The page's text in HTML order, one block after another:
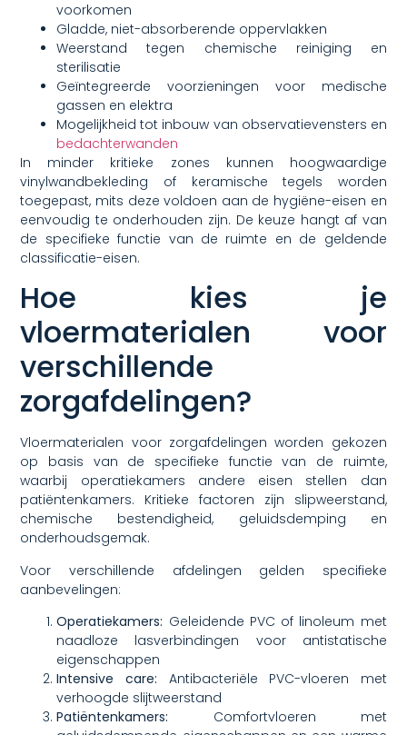
voorkomen
Gladde, niet-absorberende oppervlakken
Weerstand tegen chemische reiniging en
sterilisatie
Geïntegreerde voorzieningen voor medische
gassen en elektra
Mogelijkheid tot inbouw van observatievensters en
bedachterwanden
In minder kritieke zones kunnen hoogwaardige
vinylwandbekleding of keramische tegels worden
toegepast, mits deze voldoen aan de hygiëne-eisen en
eenvoudig te onderhouden zijn. De keuze hangt af van
de specifieke functie van de ruimte en de geldende
classificatie-eisen.
Hoe kies je
vloermaterialen voor
verschillende
zorgafdelingen?
Vloermaterialen voor zorgafdelingen worden gekozen
op basis van de specifieke functie van de ruimte,
waarbij operatiekamers andere eisen stellen dan
patiëntenkamers. Kritieke factoren zijn slipweerstand,
chemische bestendigheid, geluidsdemping en
onderhoudsgemak.
Voor verschillende afdelingen gelden specifieke
aanbevelingen:
Operatiekamers: Geleidende PVC of linoleum met
naadloze lasverbindingen voor antistatische
eigenschappen
Intensive care: Antibacteriële PVC-vloeren met
verhoogde slijtweerstand
Patiëntenkamers: Comfortvloeren met